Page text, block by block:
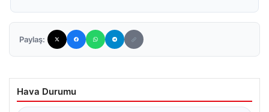
Paylaş:
Hava Durumu